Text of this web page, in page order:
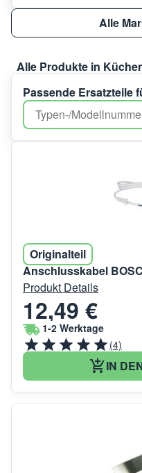
Alle
Alle Produkte in
Passende Ersatzteile
Originalteil
Anschlusskabel
Produkt Details
12,49 €
1-2 Werktage
(4)
IN